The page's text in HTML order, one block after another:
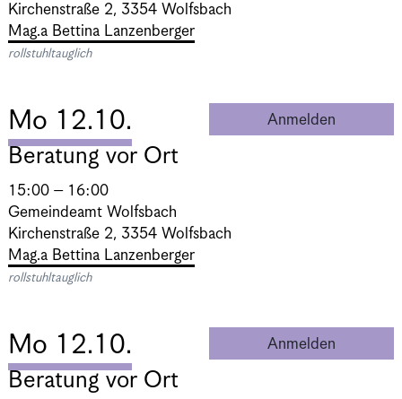
Kirchenstraße 2, 3354 Wolfsbach
Mag.a Bettina Lanzenberger
rollstuhltauglich
Mo 12.10. Anmelden
Beratung vor Ort
15:00 – 16:00
Gemeindeamt Wolfsbach
Kirchenstraße 2, 3354 Wolfsbach
Mag.a Bettina Lanzenberger
rollstuhltauglich
Mo 12.10. Anmelden
Beratung vor Ort